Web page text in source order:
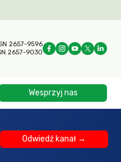
2657-9596
2657-9030
Wesprzyj nas
Odwiedź kanał →